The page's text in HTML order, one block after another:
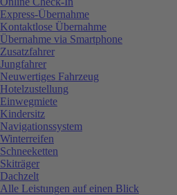
Express-Übernahme
Kontaktlose Übernahme
Übernahme via Smartphone
Zusatzfahrer
Jungfahrer
Neuwertiges Fahrzeug
Hotelzustellung
Einwegmiete
Kindersitz
Navigationssystem
Winterreifen
Schneeketten
Skiträger
Dachzelt
Alle Leistungen auf einen Blick